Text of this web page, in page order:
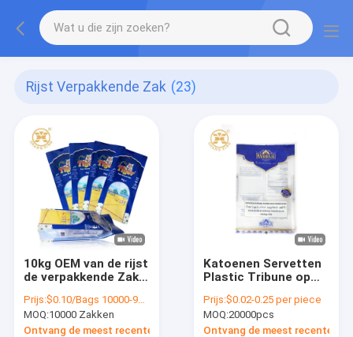
Rijst Verpakkende Zak (23)
10kg OEM van de rijst
de verpakkende Zak
van de Embleem5kgs
10kgs Rijst
Prijs:$0.10/Bags 10000-99999 Bags
MOQ:10000 Zakken
Ontvang de meest recente Prijs
Katoenen Servetten
Plastic Tribune op
Embleem
Prijs:$0.02-0.25 per piece
MOQ:20000pcs
Ontvang de meest recente